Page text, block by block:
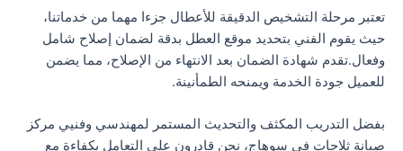
تعتبر مرحلة التشخيص الدقيقة للأعطال جزءا مهما من خدماتنا،
حيث يقوم الفني بتحديد موقع العطل بدقة لضمان إصلاح شامل
وفعال.تقدم شهادة الضمان بعد الانتهاء من الإصلاح، مما يضمن
للعميل جودة الخدمة ويمنحه الطمأنينة.
بفضل التدريب المكثف والتحديث المستمر لمهندسي وفنيي مركز
صيانة ثلاجات في سوهاج، نحن قادرون على التعامل بكفاءة مع